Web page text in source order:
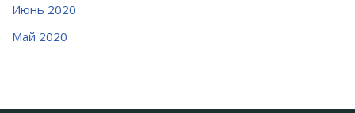
Июнь 2020
Май 2020